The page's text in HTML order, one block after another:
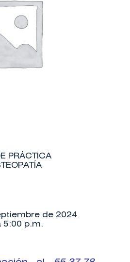
PRÁCTICA
de 2024
5:00 p.m.